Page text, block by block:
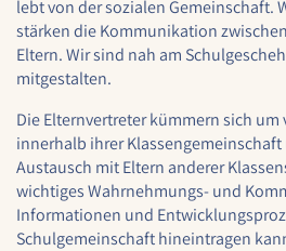
lebt von der sozialen Gemeinschaft.
stärken die Kommunikation
Eltern. Wir sind nah am
mitgestalten.
Die Elternvertreter kümmern sich
innerhalb ihrer
Austausch mit Eltern anderer
wichtiges Wahrnehmungs- und
Informationen und
Schulgemeinschaft hineintragen
1 Jahr
Statistik Cookies erfassen
Diese Informationen helfen
unsere Besucher unsere
Google Analytics